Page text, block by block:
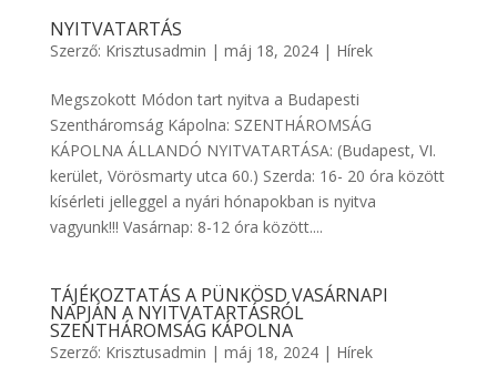
NYITVATARTÁS
Szerző: Krisztusadmin | máj 18, 2024| Hírek
Megszokott Módon tart nyitva a Budapesti
Szentháromság Kápolna: SZENTHÁROMSÁG
KÁPOLNA ÁLLANDÓ NYITVATARTÁSA: (Budapest, VI.
kerület, Vörösmarty utca 60.) Szerda: 16- 20 óra között
kísérleti jelleggel a nyári hónapokban is nyitva
vagyunk!!! Vasárnap: 8-12 óra között....
TÁJÉKOZTATÁS A PÜNKÖSD VASÁRNAPI
NAPJÁN A NYITVATARTÁSRÓL
SZENTHÁROMSÁG KÁPOLNA
Szerző: Krisztusadmin | máj 18, 2024| Hírek